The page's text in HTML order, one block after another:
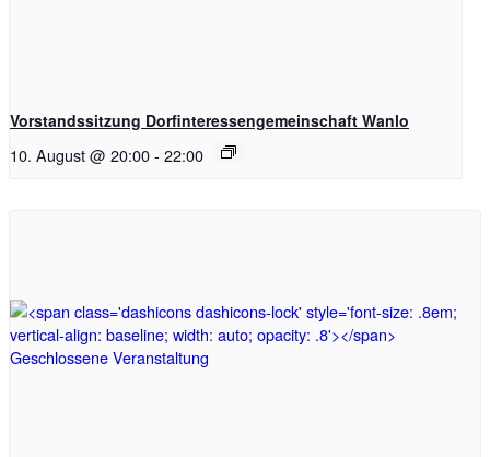
Vorstandssitzung Dorfinteressengemeinschaft Wanlo
10. August @ 20:00- 22:00